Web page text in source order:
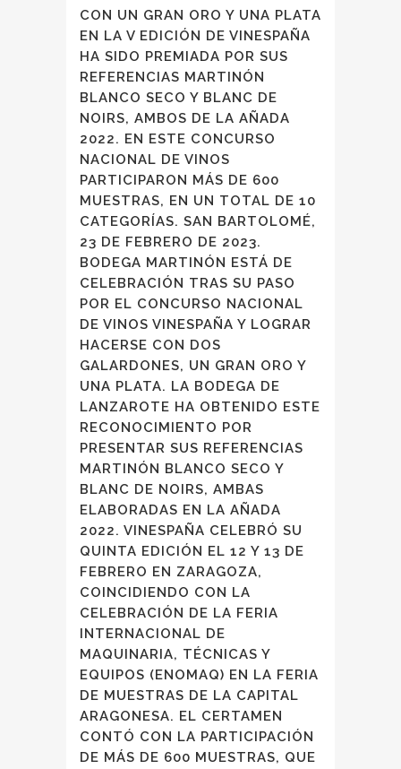
CON UN GRAN ORO Y UNA PLATA
EN LA V EDICIÓN DE VINESPAÑA
HA SIDO PREMIADA POR SUS
REFERENCIAS MARTINÓN
BLANCO SECO Y BLANC DE
NOIRS, AMBOS DE LA AÑADA
2022. EN ESTE CONCURSO
NACIONAL DE VINOS
PARTICIPARON MÁS DE 600
MUESTRAS, EN UN TOTAL DE 10
CATEGORÍAS. SAN BARTOLOMÉ,
23 DE FEBRERO DE 2023.
BODEGA MARTINÓN ESTÁ DE
CELEBRACIÓN TRAS SU PASO
POR EL CONCURSO NACIONAL
DE VINOS VINESPAÑA Y LOGRAR
HACERSE CON DOS
GALARDONES, UN GRAN ORO Y
UNA PLATA. LA BODEGA DE
LANZAROTE HA OBTENIDO ESTE
RECONOCIMIENTO POR
PRESENTAR SUS REFERENCIAS
MARTINÓN BLANCO SECO Y
BLANC DE NOIRS, AMBAS
ELABORADAS EN LA AÑADA
2022. VINESPAÑA CELEBRÓ SU
QUINTA EDICIÓN EL 12 Y 13 DE
FEBRERO EN ZARAGOZA,
COINCIDIENDO CON LA
CELEBRACIÓN DE LA FERIA
INTERNACIONAL DE
MAQUINARIA, TÉCNICAS Y
EQUIPOS (ENOMAQ) EN LA FERIA
DE MUESTRAS DE LA CAPITAL
ARAGONESA. EL CERTAMEN
CONTÓ CON LA PARTICIPACIÓN
DE MÁS DE 600 MUESTRAS, QUE